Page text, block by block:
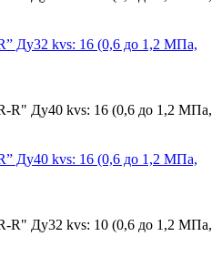
Ду32 kvs: 16 (0,6 до 1,2 МПа,
Ду40 kvs: 16 (0,6 до 1,2 МПа,